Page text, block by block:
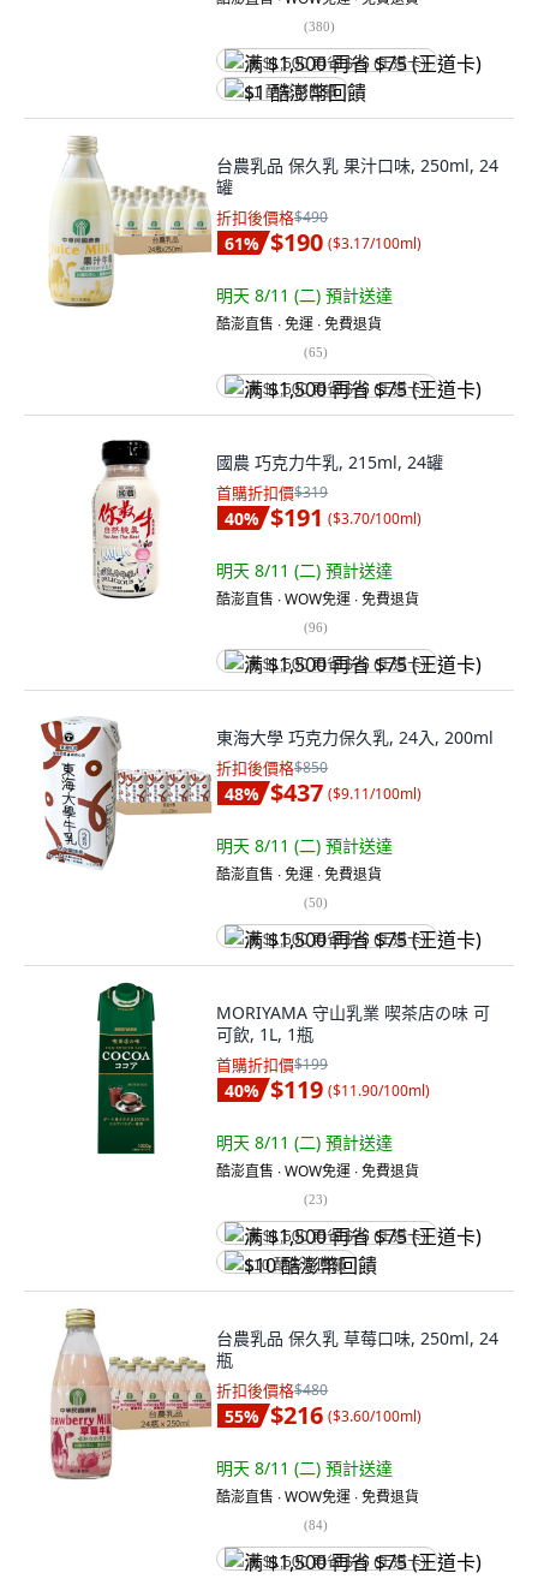
(380)
满 $1,500 再省 $75 (王道卡)
$1 酷澎幣回饋
台農乳品 保久乳 果汁口味, 250ml, 24
罐
折扣後價格$490
61% $190 ($3.17/100ml)
明天 8/11 (二) 預計送達
酷澎直售 ∙ 免運 ∙ 免費退貨
(65)
满 $1,500 再省 $75 (王道卡)
國農 巧克力牛乳, 215ml, 24罐
首購折扣價$319
40% $191 ($3.70/100ml)
明天 8/11 (二) 預計送達
酷澎直售 ∙ WOW免運 ∙ 免費退貨
(96)
满 $1,500 再省 $75 (王道卡)
東海大學 巧克力保久乳, 24入, 200ml
折扣後價格$850
48% $437 ($9.11/100ml)
明天 8/11 (二) 預計送達
酷澎直售 ∙ 免運 ∙ 免費退貨
(50)
满 $1,500 再省 $75 (王道卡)
MORIYAMA 守山乳業 喫茶店の味 可
可飲, 1L, 1瓶
首購折扣價$199
40% $119 ($11.90/100ml)
明天 8/11 (二) 預計送達
酷澎直售 ∙ WOW免運 ∙ 免費退貨
(23)
满 $1,500 再省 $75 (王道卡)
$10 酷澎幣回饋
台農乳品 保久乳 草莓口味, 250ml, 24
瓶
折扣後價格$480
55% $216 ($3.60/100ml)
明天 8/11 (二) 預計送達
酷澎直售 ∙ WOW免運 ∙ 免費退貨
(84)
满 $1,500 再省 $75 (王道卡)